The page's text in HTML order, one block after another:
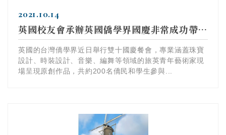
2021.10.14
英國校友會承辦英國僑學界國慶非常成功帶領英國藝術家呈現不同...
英國的台灣僑學界近日舉行雙十國慶餐會，專業涵蓋珠寶
設計、時裝設計、音樂、編舞等領域的旅英青年藝術家現
場呈現原創作品，共約200名僑民和學生參與...